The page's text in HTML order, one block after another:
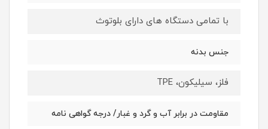
با تمامی دستگاه های دارای بلوتوث
جنس بدنه
فلز، سیلیکون، TPE
مقاومت در برابر آب و گرد و غبار/ درجه گواهی‌ نامه